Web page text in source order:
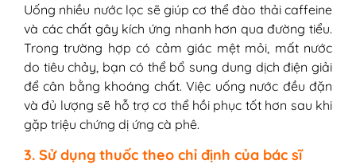
Uống nhiều nước lọc sẽ giúp cơ thể đào thải caffeine
và các chất gây kích ứng nhanh hơn qua đường tiểu.
Trong trường hợp có cảm giác mệt mỏi, mất nước
do tiêu chảy, bạn có thể bổ sung dung dịch điện giải
để cân bằng khoáng chất. Việc uống nước đều đặn
và đủ lượng sẽ hỗ trợ cơ thể hồi phục tốt hơn sau khi
gặp triệu chứng dị ứng cà phê.
3. Sử dụng thuốc theo chỉ định của bác sĩ